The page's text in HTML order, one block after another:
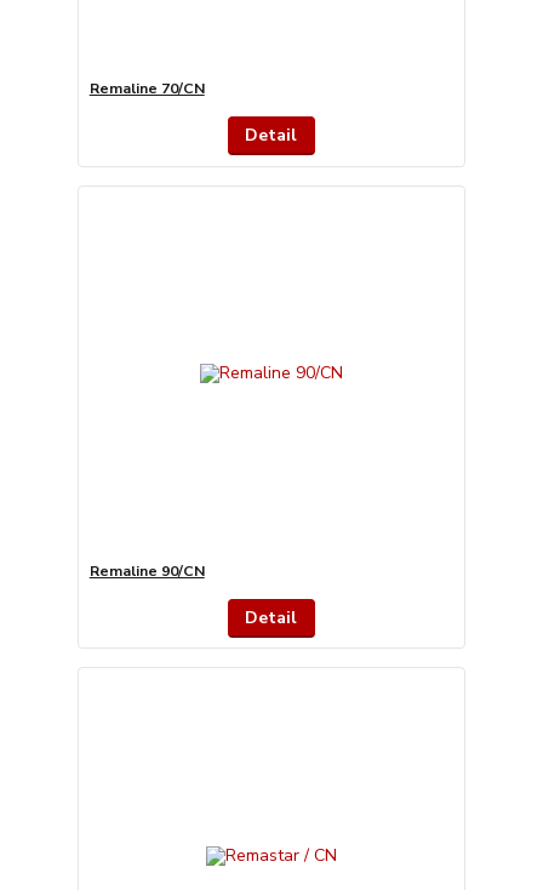
Remaline 70/CN
Detail
Remaline 90/CN
Detail